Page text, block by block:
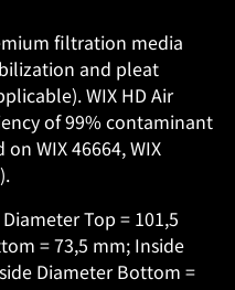
filtration media
and pleat
WIX HD Air
of 99% contaminant
WIX 46664, WIX
Top = 101,5
= 73,5 mm; Inside
Diameter Bottom =